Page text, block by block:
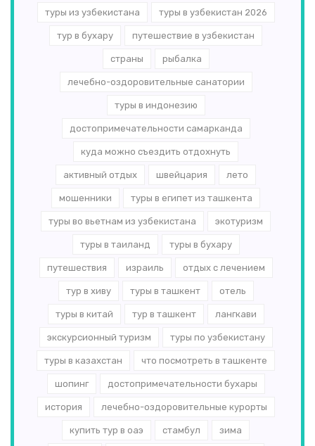
туры из узбекистана туры в узбекистан 2026
тур в бухару путешествие в узбекистан
страны рыбалка
лечебно-оздоровительные санатории
туры в индонезию
достопримечательности самарканда
куда можно съездить отдохнуть
активный отдых швейцария лето
мошенники туры в египет из ташкента
туры во вьетнам из узбекистана экотуризм
туры в таиланд туры в бухару
путешествия израиль отдых с лечением
тур в хиву туры в ташкент отель
туры в китай тур в ташкент лангкави
экскурсионный туризм туры по узбекистану
туры в казахстан что посмотреть в ташкенте
шопинг достопримечательности бухары
история лечебно-оздоровительные курорты
купить тур в оаэ стамбул зима